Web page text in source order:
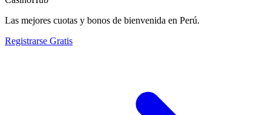
Las mejores cuotas y bonos de bienvenida en Perú.
Registrarse Gratis